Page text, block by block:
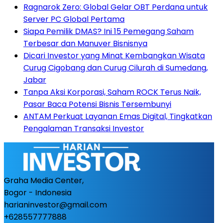
Ragnarok Zero: Global Gelar OBT Perdana untuk
Server PC Global Pertama
Siapa Pemilik DMAS? Ini 15 Pemegang Saham
Terbesar dan Manuver Bisnisnya
Dicari Investor yang Minat Kembangkan Wisata
Curug Cigobang dan Curug Cilurah di Sumedang,
Jabar
Tanpa Aksi Korporasi, Saham ROCK Terus Naik,
Pasar Baca Potensi Bisnis Tersembunyi
ANTAM Perkuat Layanan Emas Digital, Tingkatkan
Pengalaman Transaksi Investor
Graha Media Center,
Bogor - Indonesia
harianinvestor@gmail.com
+628557777888